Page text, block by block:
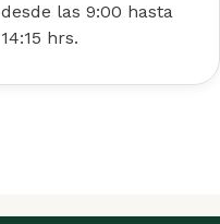
desde las 9:00 hasta
14:15 hrs.